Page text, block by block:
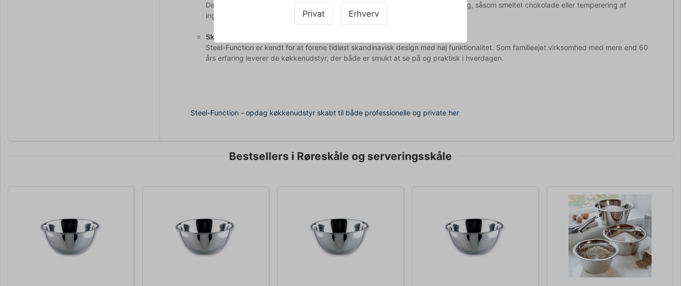
Privat Erhverv
Denne skål er særligt velegnet til opgaver, der kræver præcis temperaturstyring, såsom smeltet chokolade eller temperering af
ingredienser.
Skandinavisk kvalitet siden 1960
Steel-Function er kendt for at forene tidløst skandinavisk design med høj funktionalitet. Som familieejet virksomhed med mere end 60
års erfaring leverer de køkkenudstyr, der både er smukt at se på og praktisk i hverdagen.
Steel-Function - opdag køkkenudstyr skabt til både professionelle og private her
Bestsellers i Røreskåle og serveringsskåle